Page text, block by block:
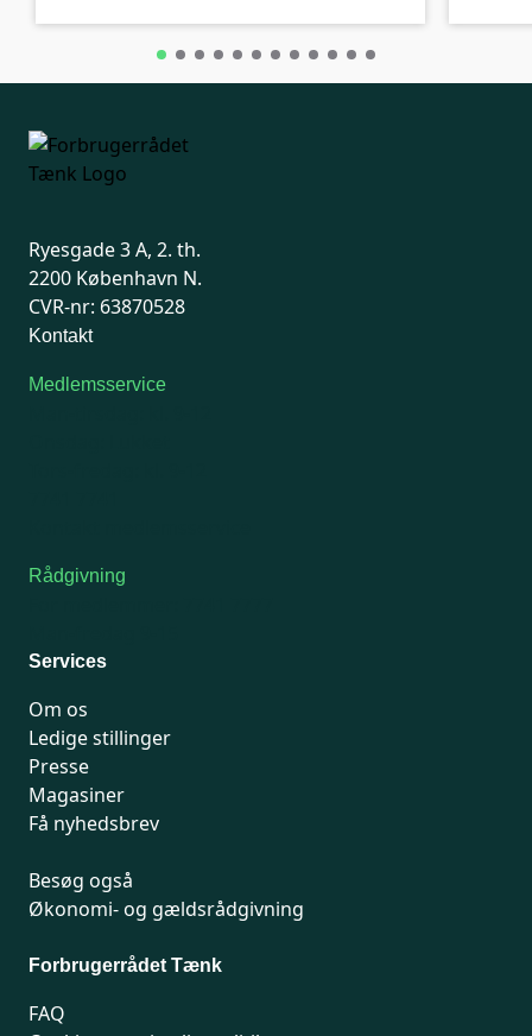
Ryesgade 3 A, 2. th.
2200 København N.
CVR-nr: 63870528
Kontakt
Medlemsservice
Rådgivning
Services
Om os
Ledige stillinger
Presse
Magasiner
Få nyhedsbrev
Besøg også
Økonomi- og gældsrådgivning
Forbrugerrådet Tænk
FAQ